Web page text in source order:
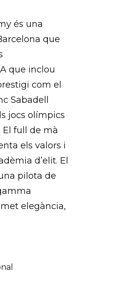
és una
que
que inclou
com el
Sabadell
jocs olímpics
El full de mà
els valors i
d’elit. El
pilota de
elegància,